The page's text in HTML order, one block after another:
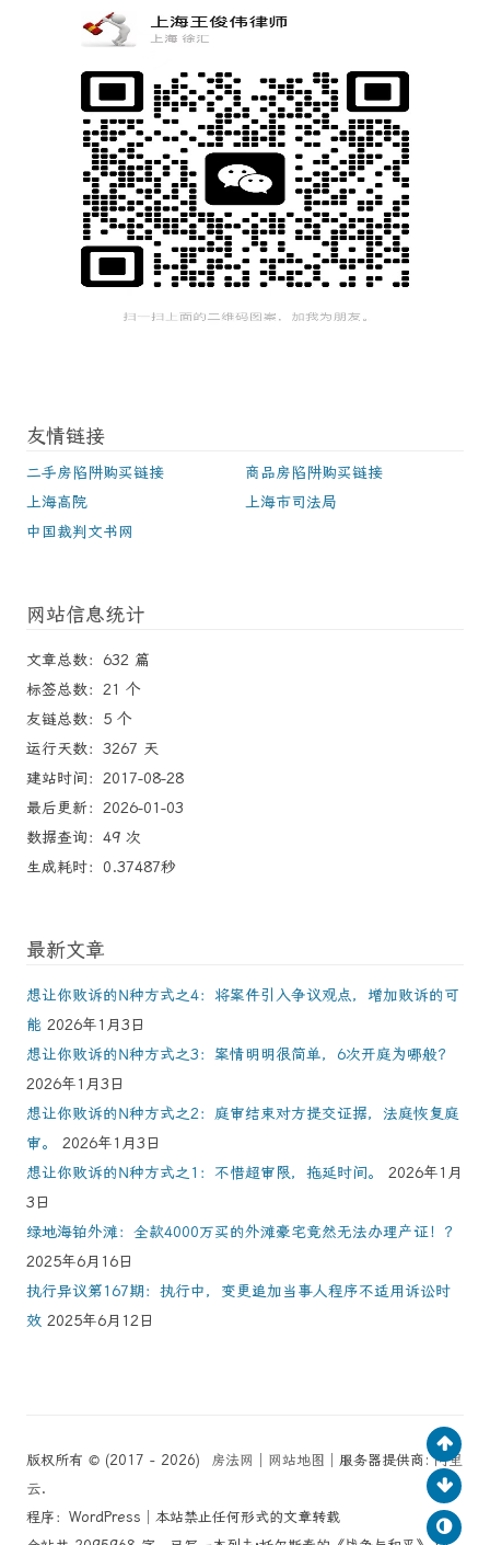
友情链接
二手房陷阱购买链接
商品房陷阱购买链接
上海高院
上海市司法局
中国裁判文书网
网站信息统计
文章总数：632 篇
标签总数：21 个
友链总数：5 个
运行天数：3267 天
建站时间：2017-08-28
最后更新：2026-01-03
数据查询：49 次
生成耗时：0.37487秒
最新文章
想让你败诉的N种方式之4：将案件引入争议观点，增加败诉的可
能 2026年1月3日
想让你败诉的N种方式之3：案情明明很简单，6次开庭为哪般？
2026年1月3日
想让你败诉的N种方式之2：庭审结束对方提交证据，法庭恢复庭
审。
2026年1月3日
想让你败诉的N种方式之1：不惜超审限，拖延时间。
2026年1月
3日
绿地海铂外滩：全款4000万买的外滩豪宅竟然无法办理产证！？
2025年6月16日
执行异议第167期：执行中，变更追加当事人程序不适用诉讼时
效 2025年6月12日
版权所有 © (2017 - 2026) 房法网 网站地图 │服务器提供商:阿里
云.
程序：WordPress│本站禁止任何形式的文章转载